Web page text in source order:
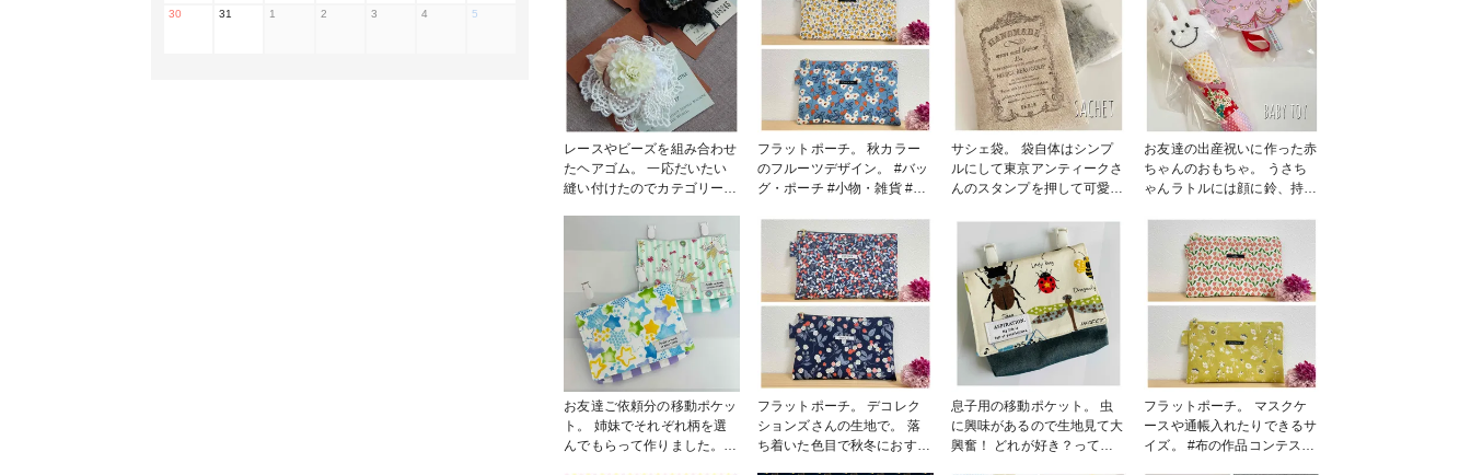
30 31 1 2 3 4 5
針がベタベタしてかなり縫い
付けが大変でした。 針がな
かなか通らず指痛いし、靴の
形状や素材でアイロン接着も
出来ず…😢 ママ友からボタ
ンを付けると楽だよ〜！と教
えてもらいましたが、女の子
のはハートとかリボンとかあ
るけど男の子用のがあんまり
なく。 もしかしてピック改
い、恐竜好きなので恐竜ピッ
クを使って作ってみました。
結果、縫い付けはすごーく楽
になりました！ が、加工す
るのに時間がかかるので、ワ
ッペン縫い付けとあまり時間
は変わらないかもですね〜😅
でも指痛めないので、アリで
す！ #DIY
ょびしょになるしタオルじゃ
嵩張るので間をとった感じで
す。 #小物・雑貨 #1日1投稿
レースやビーズを組み合わせ
たヘアゴム。 一応だいたい
縫い付けたのでカテゴリーを
花はグルーで留めてます。
プレゼント用ですがシンプル
なヘアスタイルでも可愛くな
れたらいいなぁ。と思って作
りました。 手持ちのレース
やら色々使ったので、若干材
料不明。 ビーズは貴和製作
所さんかな？ボタンは昔に大
塚屋さんでかったような…。
#アクセサリー部 #小物・雑
貨 #ファンれぽ_大塚屋ネッ
トショップ #1日1投稿部
フラットポーチ。 秋カラー
のフルーツデザイン。 #バッ
グ・ポーチ #小物・雑貨 #ソ
サシェ袋。 袋自体はシンプ
ルにして東京アンティークさ
んのスタンプを押して可愛く
ンダー、レモングラス、ロー
ズマリーを入れて癒しの香
り。 あーいい香り🥰 #布の作
品コンテスト #ファンれぽ_
大塚屋ネットショップ #小
物・雑貨 #1日1投稿部
お友達の出産祝いに作った赤
ちゃんのおもちゃ。 うさち
ゃんラトルには顔に鈴、持ち
ルガーゼ使用。 内側にビニ
ール入れてかしゃかしゃする
ようにしています。 女の子
なんで持ってて可愛い感じに
仕上げました！ #布の作品コ
ンテスト #ファンれぽ_大塚
屋ネットショップ #小物・雑
貨 #1日1投稿部
お友達ご依頼分の移動ポケッ
ト。 姉妹でそれぞれ柄を選
んでもらって作りました。 #
フラットポーチ。 デコレク
ションズさんの生地で。 落
ち着いた色目で秋冬におすす
息子用の移動ポケット。 虫
に興味があるので生地見て大
興奮！ どれが好き？って聞
フラットポーチ。 マスクケ
ースや通帳入れたりできるサ
イズ。 #布の作品コンテスト